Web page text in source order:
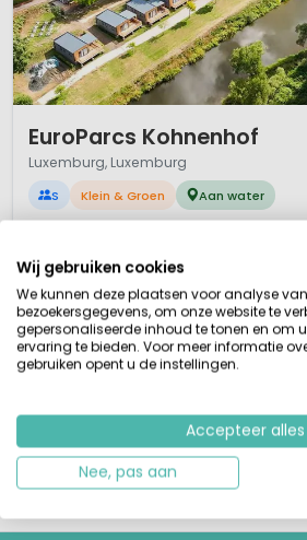
EuroParcs Kohnenhof
Luxemburg, Luxemburg
S Klein & Groen Aan water
Uitgebreide kinderanimatie meiweek/
Moutainbiken, kanovaren
In het mooie Ourdal ligt familiecamping
Kohnenhof is een mooie kindervriendelijke
in een bosrijke omgeving aan de oever van de
Wij gebruiken cookies
We kunnen deze plaatsen voor analyse
bezoekersgegevens, om onze website te
gepersonaliseerde inhoud te tonen en om
ervaring te bieden. Voor meer informatie
gebruiken opent u de instellingen.
Accepteer alles
Nee, pas aan